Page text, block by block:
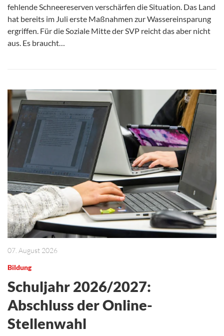
fehlende Schneereserven verschärfen die Situation. Das Land
hat bereits im Juli erste Maßnahmen zur Wassereinsparung
ergriffen. Für die Soziale Mitte der SVP reicht das aber nicht
aus. Es braucht…
07. August 2026
Bildung
Schuljahr 2026/2027:
Abschluss der Online-
Stellenwahl